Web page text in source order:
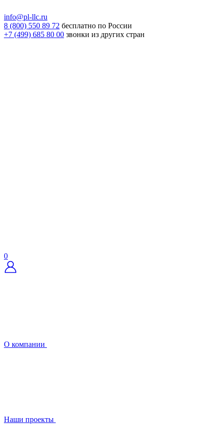
info@pl-llc.ru
8 (800) 550 89 72 бесплатно по России
+7 (499) 685 80 00 звонки из других стран
0
О компании
Наши проекты